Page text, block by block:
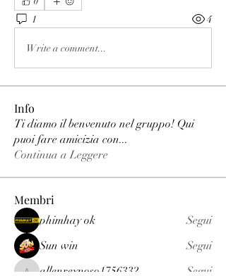
1 4
Write a comment...
Info
Ti diamo il benvenuto nel gruppo! Qui
puoi fare amicizia con...
Continua a Leggere
Membri
phimhay ok
Segui
Sun win
Segui
allenreynoso1756332 Segui